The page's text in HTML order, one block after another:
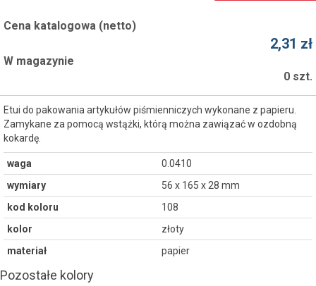
Cena katalogowa (netto)
2,31 zł
W magazynie
0 szt.
Etui do pakowania artykułów piśmienniczych wykonane z papieru.
Zamykane za pomocą wstążki, którą można zawiązać w ozdobną
kokardę.
waga
0.0410
wymiary
56 x 165 x 28 mm
kod koloru
108
kolor
złoty
materiał
papier
Pozostałe kolory